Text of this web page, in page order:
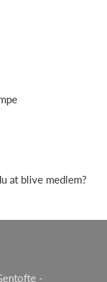
at blive medlem?
-